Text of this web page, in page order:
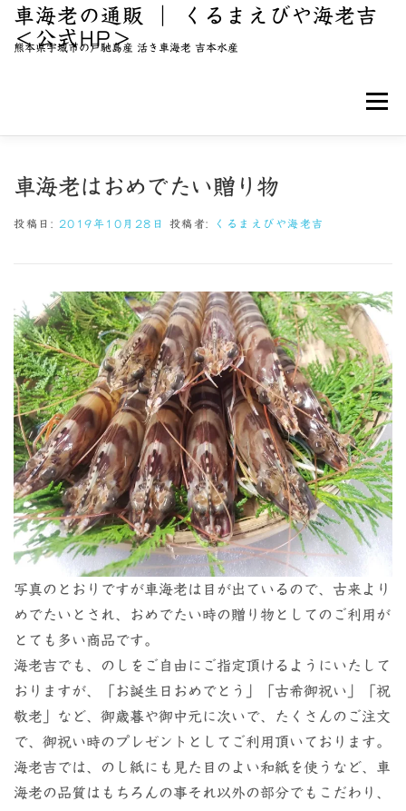
へ
車海老の通販 ｜ くるまえびや海老吉
＜公式HP＞
熊本県宇城市の戸馳島産 活き車海老 吉本水産
メニ
車海老はおめでたい贈り物
投稿日: 2019年10月28日 投稿者: くるまえびや海老吉
写真のとおりですが車海老は目が出ているので、古来より
めでたいとされ、おめでたい時の贈り物としてのご利用が
とても多い商品です。
海老吉でも、のしをご自由にご指定頂けるようにいたして
おりますが、「お誕生日おめでとう」「古希御祝い」「祝
敬老」など、御歳暮や御中元に次いで、たくさんのご注文
で、御祝い時のプレゼントとしてご利用頂いております。
海老吉では、のし紙にも見た目のよい和紙を使うなど、車
海老の品質はもちろんの事それ以外の部分でもこだわり、